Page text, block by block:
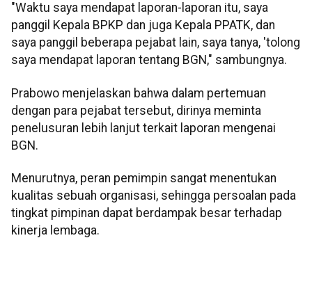
"Waktu saya mendapat laporan-laporan itu, saya
panggil Kepala BPKP dan juga Kepala PPATK, dan
saya panggil beberapa pejabat lain, saya tanya, 'tolong
saya mendapat laporan tentang BGN," sambungnya.
Prabowo menjelaskan bahwa dalam pertemuan
dengan para pejabat tersebut, dirinya meminta
penelusuran lebih lanjut terkait laporan mengenai
BGN.
Menurutnya, peran pemimpin sangat menentukan
kualitas sebuah organisasi, sehingga persoalan pada
tingkat pimpinan dapat berdampak besar terhadap
kinerja lembaga.